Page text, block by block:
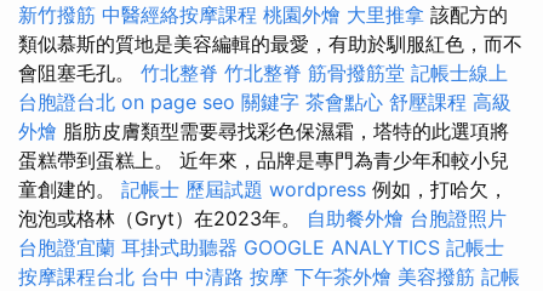
新竹撥筋 中醫經絡按摩課程 桃園外燴 大里推拿 該配方的
類似慕斯的質地是美容編輯的最愛，有助於馴服紅色，而不
會阻塞毛孔。 竹北整脊 竹北整脊 筋骨撥筋堂 記帳士線上
台胞證台北 on page seo 關鍵字 茶會點心 舒壓課程 高級
外燴 脂肪皮膚類型需要尋找彩色保濕霜，塔特的此選項將
蛋糕帶到蛋糕上。 近年來，品牌是專門為青少年和較小兒
童創建的。 記帳士 歷屆試題 wordpress 例如，打哈欠，
泡泡或格林（Gryt）在2023年。 自助餐外燴 台胞證照片
台胞證宜蘭 耳掛式助聽器 GOOGLE ANALYTICS 記帳士
按摩課程台北 台中 中清路 按摩 下午茶外燴 美容撥筋 記帳